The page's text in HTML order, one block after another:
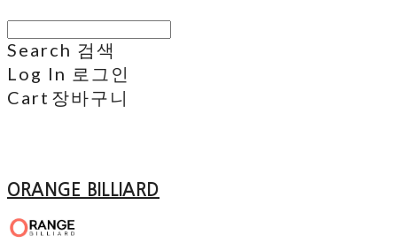
Search 검색
Log In 로그인
Cart 장바구니
ORANGE BILLIARD